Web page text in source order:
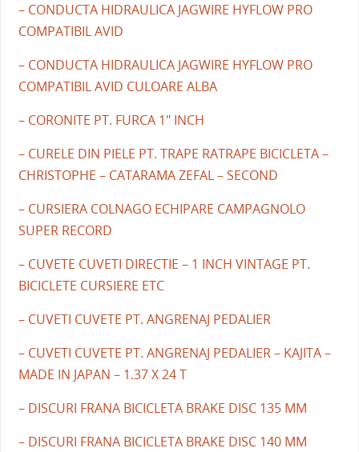
– CONDUCTA HIDRAULICA JAGWIRE HYFLOW PRO
COMPATIBIL AVID
– CONDUCTA HIDRAULICA JAGWIRE HYFLOW PRO
COMPATIBIL AVID CULOARE ALBA
– CORONITE PT. FURCA 1" INCH
– CURELE DIN PIELE PT. TRAPE RATRAPE BICICLETA –
CHRISTOPHE – CATARAMA ZEFAL – SECOND
– CURSIERA COLNAGO ECHIPARE CAMPAGNOLO
SUPER RECORD
– CUVETE CUVETI DIRECTIE – 1 INCH VINTAGE PT.
BICICLETE CURSIERE ETC
– CUVETI CUVETE PT. ANGRENAJ PEDALIER
– CUVETI CUVETE PT. ANGRENAJ PEDALIER – KAJITA –
MADE IN JAPAN – 1.37 X 24 T
– DISCURI FRANA BICICLETA BRAKE DISC 135 MM
– DISCURI FRANA BICICLETA BRAKE DISC 140 MM